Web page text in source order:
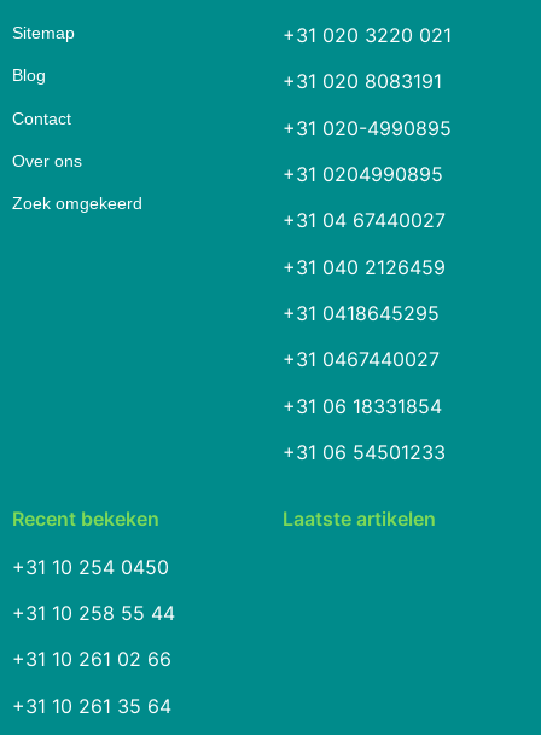
Sitemap
Blog
Contact
Over ons
Zoek omgekeerd
+31 020 3220 021
+31 020 8083191
+31 020-4990895
+31 0204990895
+31 04 67440027
+31 040 2126459
+31 0418645295
+31 0467440027
+31 06 18331854
+31 06 54501233
Recent bekeken
+31 10 254 0450
+31 10 258 55 44
+31 10 261 02 66
+31 10 261 35 64
Laatste artikelen